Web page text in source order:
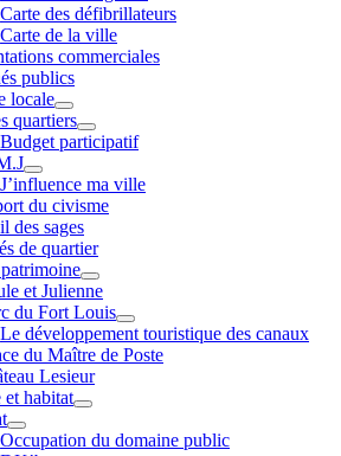
Carte des défibrillateurs
Carte de la ville
commerciales
publics
locale
quartiers
Budget participatif
J’influence ma ville
du civisme
des sages
de quartier
et Julienne
du Fort Louis
Le développement touristique des canaux
du Maître de Poste
Lesieur
habitat
Occupation du domaine public